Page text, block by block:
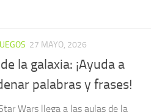
27 MAYO, 2026
la galaxia: ¡Ayuda a
palabras y frases!
Wars llega a las aulas de la